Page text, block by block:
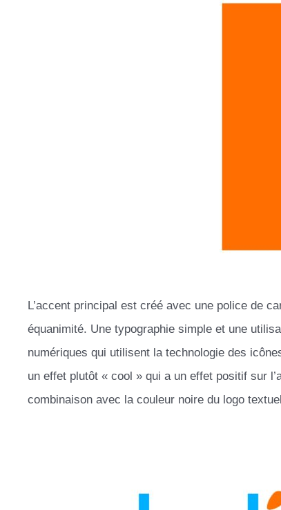
L’accent principal est créé avec une police de
équanimité. Une typographie simple et une
numériques qui utilisent la technologie des
un effet plutôt « cool » qui a un effet positif sur
combinaison avec la couleur noire du logo